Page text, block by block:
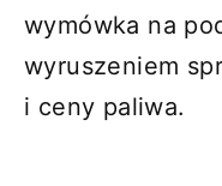
wymówka na
wyruszeniem
i ceny paliwa.